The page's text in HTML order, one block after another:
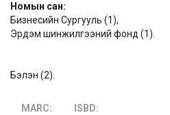
Номын сан:
Бизнесийн Сургууль (1),
Эрдэм шинжилгээний фонд (1).
Бэлэн (2).
MARC: ISBD: